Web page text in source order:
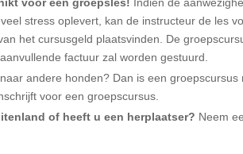
stress oplevert, kan de instructeur de les
het cursusgeld plaatsvinden. De
factuur zal worden gestuurd.
andere honden? Dan is een
voor een groepscursus.
of heeft u een herplaatser? Neem